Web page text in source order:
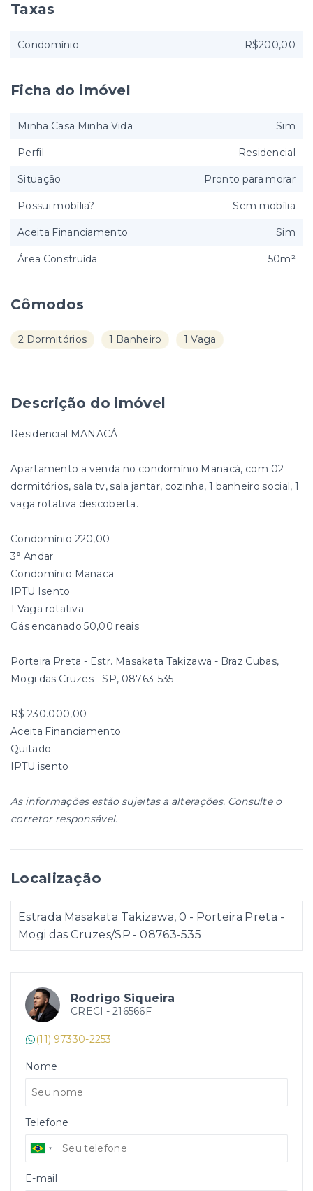
Rodrigo Siqueira
CRECI - 216566F
(11) 97330-2253
Nome
Telefone
E-mail
Cômodos
2 Dormitórios 1 Banheiro 1 Vaga
Descrição do imóvel
Residencial MANACÁ
Apartamento a venda no condomínio Manacá, com 02
dormitórios, sala tv, sala jantar, cozinha, 1 banheiro social, 1
vaga rotativa descoberta.
Condomínio 220,00
3° Andar
Condomínio Manaca
IPTU Isento
1 Vaga rotativa
Gás encanado 50,00 reais
Porteira Preta - Estr. Masakata Takizawa - Braz Cubas,
Mogi das Cruzes - SP, 08763-535
R$ 230.000,00
Aceita Financiamento
Quitado
IPTU isento
As informações estão sujeitas a alterações. Consulte o
corretor responsável.
Localização
Estrada Masakata Takizawa, 0 - Porteira Preta -
Mogi das Cruzes/SP - 08763-535
Taxas
Condomínio R$200,00
Ficha do imóvel
Minha Casa Minha Vida Sim
Perfil Residencial
Situação Pronto para morar
Possui mobília? Sem mobília
Aceita Financiamento Sim
Área Construída 50m²